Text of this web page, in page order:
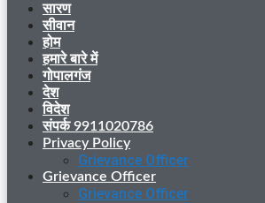
सारण
सीवान
होम
हमारे बारे में
गोपालगंज
देश
विदेश
संपर्क 9911020786
Privacy Policy
Grievance Officer
Grievance Officer
Grievance Officer